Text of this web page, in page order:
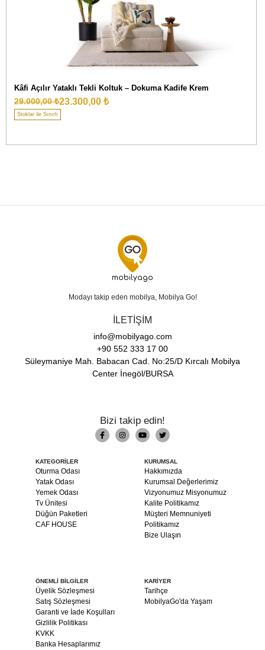
Kâfi Açılır Yataklı Tekli Koltuk – Dokuma Kadife Krem
29.000,00 ₺23.300,00 ₺
Stoklar ile Sınırlı
mobilyago
Modayı takip eden mobilya, Mobilya Go!
İLETİŞİM
info@mobilyago.com
+90 552 333 17 00
Süleymaniye Mah. Babacan Cad. No:25/D Kırcalı Mobilya
Center İnegöl/BURSA
Bizi takip edin!
KATEGORİLER
Oturma Odası
Yatak Odası
Yemek Odası
Tv Ünitesi
Düğün Paketleri
CAF HOUSE
KURUMSAL
Hakkımızda
Kurumsal Değerlerimiz
Vizyonumuz Misyonumuz
Kalite Politikamız
Müşteri Memnuniyeti
Politikamız
Bize Ulaşın
ÖNEMLİ BİLGİLER
Üyelik Sözleşmesi
Satış Sözleşmesi
Garanti ve İade Koşulları
Gizlilik Politikası
KVKK
Banka Hesaplarımız
KARİYER
Tarihçe
MobilyaGo'da Yaşam